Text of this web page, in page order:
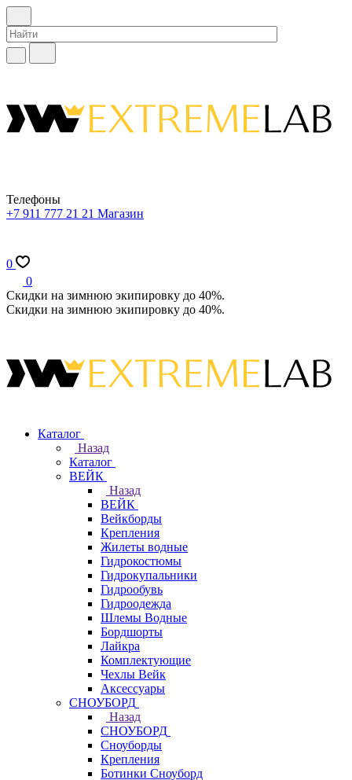
Телефоны
+7 911 777 21 21 Магазин
0
0
Скидки на зимнюю экипировку до 40%.
Скидки на зимнюю экипировку до 40%.
Каталог
Назад
Каталог
ВЕЙК
Назад
ВЕЙК
Вейкборды
Крепления
Жилеты водные
Гидрокостюмы
Гидрокупальники
Гидрообувь
Гидроодежда
Шлемы Водные
Бордшорты
Лайкра
Комплектующие
Чехлы Вейк
Аксессуары
СНОУБОРД
Назад
СНОУБОРД
Сноуборды
Крепления
Ботинки Сноуборд